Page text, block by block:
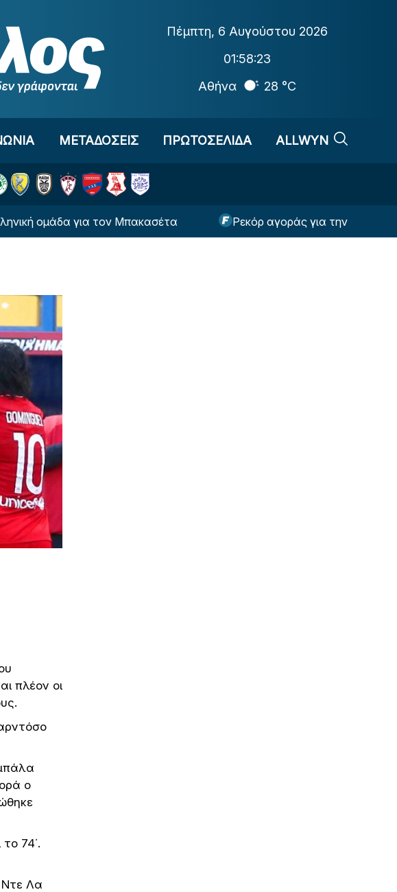
Πέμπτη, 6 Αυγούστου 2026
01:58:24
Αθήνα
28 °C
ΜΕΤΑΔΟΣΕΙΣ ΠΡΩΤΟΣΕΛΙΔΑ ALLWYN
για τον Μπακασέτα Ρεκόρ αγοράς για την Χαλ ο Τζολάκης
πλέον οι
ο
74΄.
Ντε Λα